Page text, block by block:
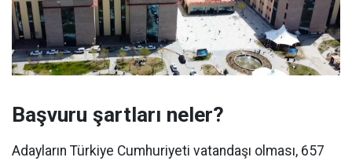
Başvuru şartları neler?
Adayların Türkiye Cumhuriyeti vatandaşı olması, 657